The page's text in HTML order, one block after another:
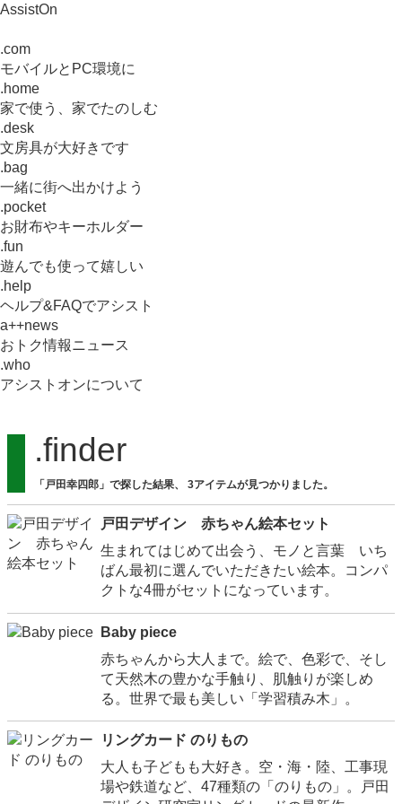
.finder
「戸田幸四郎」で探した結果、 3アイテムが見つかりました。
戸田デザイン 赤ちゃん絵本セット
生まれてはじめて出会う、モノと言葉 いち
ばん最初に選んでいただきたい絵本。コンパ
クトな4冊がセットになっています。
Baby piece
赤ちゃんから大人まで。絵で、色彩で、そし
て天然木の豊かな手触り、肌触りが楽しめ
る。世界で最も美しい「学習積み木」。
リングカード のりもの
大人も子どもも大好き。空・海・陸、工事現
場や鉄道など、47種類の「のりもの」。戸田
AssistOn
.com
モバイルとPC環境に
.home
家で使う、家でたのしむ
.desk
文房具が大好きです
.bag
一緒に街へ出かけよう
.pocket
お財布やキーホルダー
.fun
遊んでも使って嬉しい
.help
ヘルプ&FAQでアシスト
a++news
おトク情報ニュース
.who
アシストオンについて